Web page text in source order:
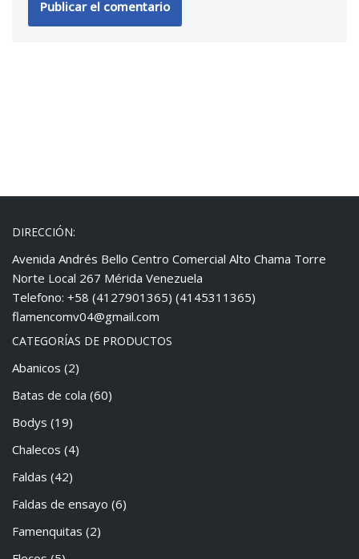
DIRECCIÓN:
Avenida Andrés Bello Centro Comercial Alto Chama Torre
Norte Local 267 Mérida Venezuela
Telefono: +58 (4127901365) (4145311365)
flamencomv04@gmail.com
CATEGORÍAS DE PRODUCTOS
Abanicos (2)
Batas de cola (60)
Bodys (19)
Chalecos (4)
Faldas (42)
Faldas de ensayo (6)
Famenquitas (2)